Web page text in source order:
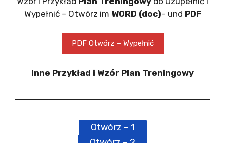
Wypełnić – Otwórz im WORD (doc)– und PDF
PDF Otwórz – Wypełnić
Inne Przykład i Wzór Plan Treningowy
Otwórz – 1